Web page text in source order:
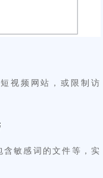
视频网站，或限制访
含敏感词的文件等，实